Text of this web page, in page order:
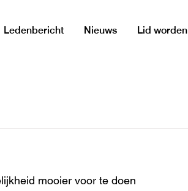
Ledenbericht Nieuws Lid worden
mooier voor te doen